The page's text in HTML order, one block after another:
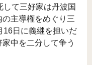
て三好家は丹波国
主導権をめぐり三
16日に義継を担いだ
中を二分して争う